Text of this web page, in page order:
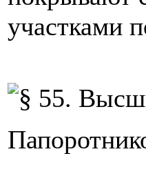
участками